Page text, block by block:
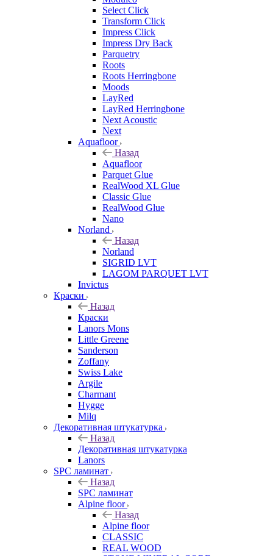
Select Click
Transform Click
Impress Click
Impress Dry Back
Parquetry
Roots
Roots Herringbone
Moods
LayRed
LayRed Herringbone
Next Acoustic
Next
Aquafloor
Назад
Aquafloor
Parquet Glue
RealWood XL Glue
Classic Glue
RealWood Glue
Nano
Norland
Назад
Norland
SIGRID LVT
LAGOM PARQUET LVT
Invictus
Краски
Назад
Краски
Lanors Mons
Little Greene
Sanderson
Zoffany
Swiss Lake
Argile
Charmant
Hygge
Milq
Декоративная штукатурка
Назад
Декоративная штукатурка
Lanors
SPC ламинат
Назад
SPC ламинат
Alpine floor
Назад
Alpine floor
CLASSIC
REAL WOOD